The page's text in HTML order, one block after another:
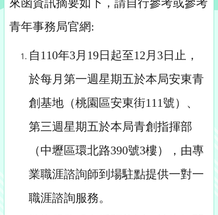
來函資訊摘要如下，請自行參考或參考
青年事務局官網:
自110年3月19日起至12月3日止，
於每月第一週星期五於本局安東青
創基地（桃園區安東街111號）、
第三週星期五於本局青創指揮部
（中壢區環北路390號3樓），由專
業職涯諮詢師到場駐點提供一對一
職涯諮詢服務。